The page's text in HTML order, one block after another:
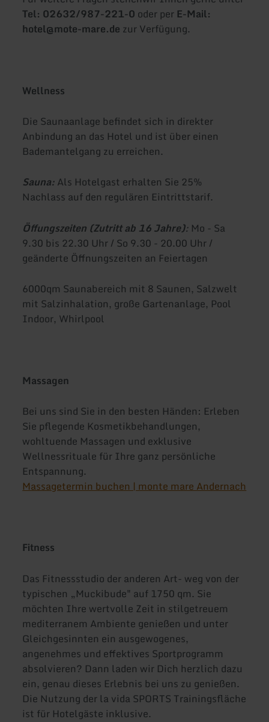
Tel: 02632/987-221-0 oder per E-Mail:
hotel@mote-mare.de zur Verfügung.
Wellness
Die Saunaanlage befindet sich in direkter
Anbindung an das Hotel und ist über einen
Bademantelgang zu erreichen.
Sauna:Als Hotelgast erhalten Sie 25%
Nachlass auf den regulären Eintrittstarif.
Öffungszeiten (Zutritt ab 16 Jahre): Mo - Sa
9.30 bis 22.30 Uhr / So 9.30 - 20.00 Uhr /
geänderte Öffnungszeiten an Feiertagen
6000qm Saunabereich mit 8 Saunen, Salzwelt
mit Salzinhalation, große Gartenanlage, Pool
Indoor, Whirlpool
Massagen
Bei uns sind Sie in den besten Händen: Erleben
Sie pflegende Kosmetikbehandlungen,
wohltuende Massagen und exklusive
Wellnessrituale für Ihre ganz persönliche
Entspannung.
Massagetermin buchen | monte mare Andernach
Fitness
Das Fitnessstudio der anderen Art- weg von der
typischen „Muckibude" auf 1750 qm. Sie
möchten Ihre wertvolle Zeit in stilgetreuem
mediterranem Ambiente genießen und unter
Gleichgesinnten ein ausgewogenes,
angenehmes und effektives Sportprogramm
absolvieren? Dann laden wir Dich herzlich dazu
ein, genau dieses Erlebnis bei uns zu genießen.
Die Nutzung der la vida SPORTS Trainingsfläche
ist für Hotelgäste inklusive.